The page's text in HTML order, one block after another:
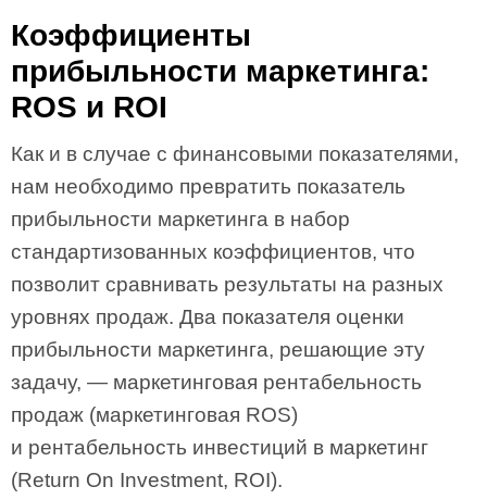
Коэффициенты
прибыльности маркетинга:
ROS и ROI
Как и в случае с финансовыми показателями,
нам необходимо превратить показатель
прибыльности маркетинга в набор
стандартизованных коэффициентов, что
позволит сравнивать результаты на разных
уровнях продаж. Два показателя оценки
прибыльности маркетинга, решающие эту
задачу, — маркетинговая рентабельность
продаж (маркетинговая ROS)
и рентабельность инвестиций в маркетинг
(Return On Investment, ROI).